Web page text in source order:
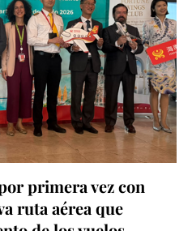
primera vez con
ruta aérea que